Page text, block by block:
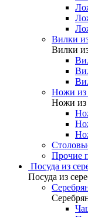
Вилки
Вилки
Ножи из
Ножи из
Прочие
Посуда из
Посуда из